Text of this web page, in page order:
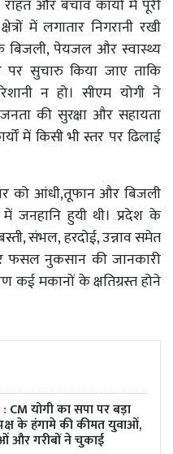
और बचाव कार्यों में पूरी
में लगातार निगरानी रखी
बिजली, पेयजल और स्वास्थ्य
सुचारु किया जाए ताकि
न हो। सीएम योगी ने
की सुरक्षा और सहायता
में किसी भी स्तर पर ढिलाई
को आंधी,तूफान और बिजली
जनहानि हुयी थी। प्रदेश के
संभल, हरदोई, उन्नाव समेत
फसल नुकसान की जानकारी
मकानों के क्षतिग्रस्त होने
CM योगी का सपा पर बड़ा
के हंगामे की कीमत युवाओं,
और गरीबों ने चुकाई